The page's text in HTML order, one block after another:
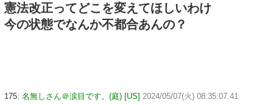
憲法改正ってどこを変えてほしいわけ
今の状態でなんか不都合あんの？
175: 名無しさん＠涙目です。(庭) [US] 2024/05/07(火) 08:35:07.41